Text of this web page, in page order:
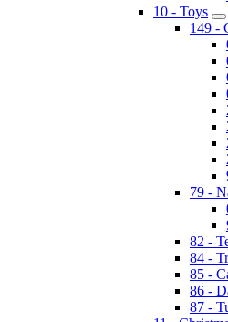
10 - Toys
149 -
79 -
82 -
84 -
85 -
86 -
87 -